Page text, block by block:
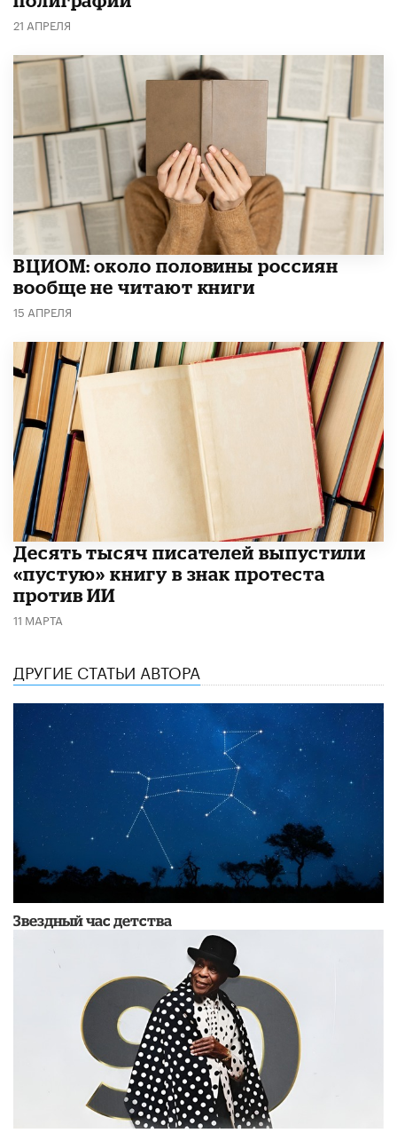
21 АПРЕЛЯ
ВЦИОМ: около половины россиян
вообще не читают книги
15 АПРЕЛЯ
Десять тысяч писателей выпустили
«пустую» книгу в знак протеста
против ИИ
11 МАРТА
ДРУГИЕ СТАТЬИ АВТОРА
Звездный час детства